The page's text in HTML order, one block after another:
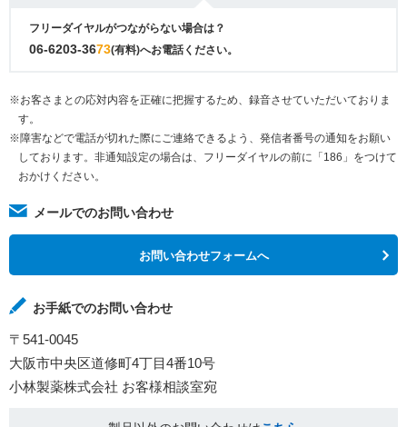
フリーダイヤルがつながらない場合は？
06-6203-3673(有料)へお電話ください。
※お客さまとの応対内容を正確に把握するため、録音させていただいておりま
す。
※障害などで電話が切れた際にご連絡できるよう、発信者番号の通知をお願い
しております。非通知設定の場合は、フリーダイヤルの前に「186」をつけて
おかけください。
メールでのお問い合わせ
お問い合わせフォームへ
お手紙でのお問い合わせ
〒541-0045
大阪市中央区道修町4丁目4番10号
小林製薬株式会社 お客様相談室宛